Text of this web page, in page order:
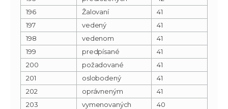
196
Žalovaní
41
197
vedený
41
198
vedenom
41
199
predpísané
41
200
požadované
41
201
oslobodený
41
202
oprávneným
41
203
vymenovaných
40